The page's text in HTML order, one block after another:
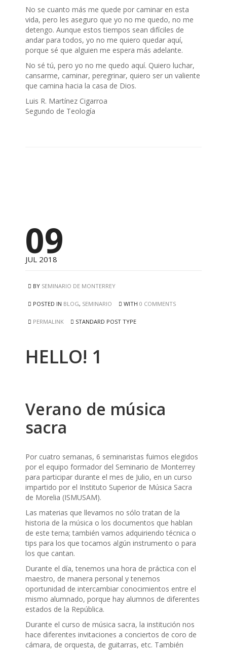
No se cuanto más me quede por caminar en esta
vida, pero les aseguro que yo no me quedo, no me
detengo. Aunque estos tiempos sean difíciles de
andar para todos, yo no me quiero quedar aquí,
porque sé que alguien me espera más adelante.
No sé tú, pero yo no me quedo aquí. Quiero luchar,
cansarme, caminar, peregrinar, quiero ser un valiente
que camina hacia la casa de Dios.
Luis R. Martínez Cigarroa
Segundo de Teología
09
JUL 2018
BY SEMINARIO DE MONTERREY
POSTED IN BLOG, SEMINARIO WITH 0 COMMENTS
PERMALINK STANDARD POST TYPE
HELLO! 1
Verano de música
sacra
Por cuatro semanas, 6 seminaristas fuimos elegidos
por el equipo formador del Seminario de Monterrey
para participar durante el mes de Julio, en un curso
impartido por el Instituto Superior de Música Sacra
de Morelia (ISMUSAM).
Las materias que llevamos no sólo tratan de la
historia de la música o los documentos que hablan
de este tema; también vamos adquiriendo técnica o
tips para los que tocamos algún instrumento o para
los que cantan.
Durante el día, tenemos una hora de práctica con el
maestro, de manera personal y tenemos
oportunidad de intercambiar conocimientos entre el
mismo alumnado, porque hay alumnos de diferentes
estados de la República.
Durante el curso de música sacra, la institución nos
hace diferentes invitaciones a conciertos de coro de
cámara, de orquesta, de guitarras, etc. También